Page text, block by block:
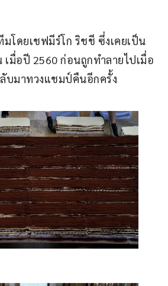
มโดยเชฟมีร์โก ริชชี ซึ่งเคยเป็น
เมื่อปี 2560 ก่อนถูกทำลายไปเมื่อ
บมาทวงแชมป์คืนอีกครั้ง